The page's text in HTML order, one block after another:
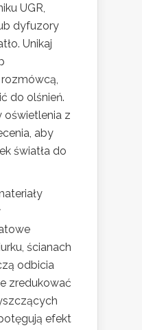
UGR,
dyfuzory
Unikaj
do olśnień.
oświetlenia z
aby
światła do
ścianach
odbicia
zredukować
efekt